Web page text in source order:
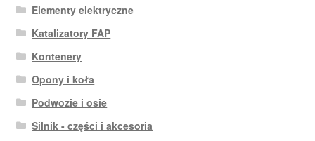
Elementy elektryczne
Katalizatory FAP
Kontenery
Opony i koła
Podwozie i osie
Silnik - części i akcesoria